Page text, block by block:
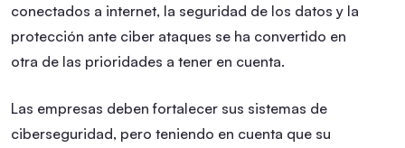
conectados a internet, la seguridad de los datos y la
protección ante ciber ataques se ha convertido en
otra de las prioridades a tener en cuenta.
Las empresas deben fortalecer sus sistemas de
ciberseguridad, pero teniendo en cuenta que su